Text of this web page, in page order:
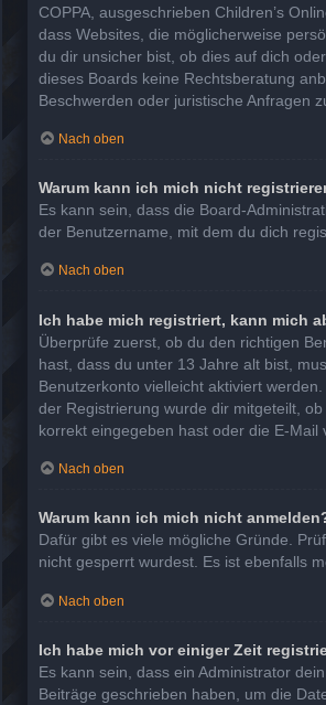
COPPA, ausgeschrieben Children’s
dass Websites, die möglicherweise
du dir unsicher bist, ob dies auf dich
dieses Boards keine Rechtsberatung
Beschwerden oder juristische Anfragen
Nach oben
Warum kann ich mich nicht
Es kann sein, dass die Board-
der Benutzername, mit dem du dich
Nach oben
Ich habe mich registriert, kann mich
Überprüfe zuerst, ob du den richtigen
hast, dass du unter 13 Jahre alt bist,
Benutzerkonto vielleicht aktiviert
der Registrierung wurde dir mitgeteilt,
korrekt eingegeben hast oder die E-
Nach oben
Warum kann ich mich nicht
Dafür gibt es viele mögliche Gründe.
nicht gesperrt wurdest. Es ist ebenfalls
Nach oben
Ich habe mich vor einiger Zeit
Es kann sein, dass ein Administrator
Beiträge geschrieben haben, um die